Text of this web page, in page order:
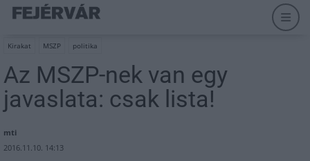
Kirakat MSZP politika
Az MSZP-nek van egy
javaslata: csak lista!
mti
2016.11.10. 14:13